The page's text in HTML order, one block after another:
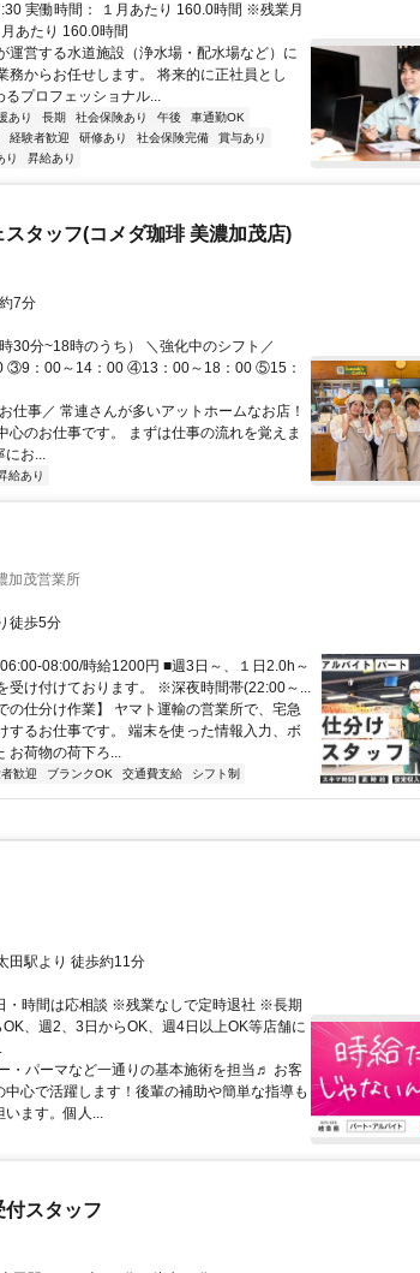
実働時間： １月あたり 160.0時間 ※残業月
あたり 160.0時間
運営する水道施設（浄水場・配水場など）に
務からお任せします。 将来的に正社員とし
プロフェッショナル...
あり 長期 社会保険あり 午後
車通勤OK
経験者歓迎 研修あり 社会保険完備
賞与あり
り 昇給あり
スタッフ(コメダ珈琲 美濃加茂店)
約7分
30分~18時のうち） ＼強化中のシフト／
：00～14：00 ④13：00～18：00 ⑤15：
仕事／ 常連さんが多いアットホームなお店！
心のお仕事です。 まずは仕事の流れを覚えま
にお...
給あり
加茂営業所
徒歩5分
08:00/時給1200円 ■週3日～、１日2.0h～
受け付けております。 ※深夜時間帯(22:00～...
の仕分け作業】 ヤマト運輸の営業所で、宅急
するお仕事です。 端末を使った情報入力、ボ
お荷物の荷下ろ...
歓迎 ブランクOK 交通費支給 シフト制
田駅より 徒歩約11分
時間は応相談 ※残業なしで定時退社 ※長期
、週2、3日からOK、週4日以上OK等店舗に
・パーマなど一通りの基本施術を担当♬ お客
心で活躍します！後輩の補助や簡単な指導も
います。個人...
付スタッフ